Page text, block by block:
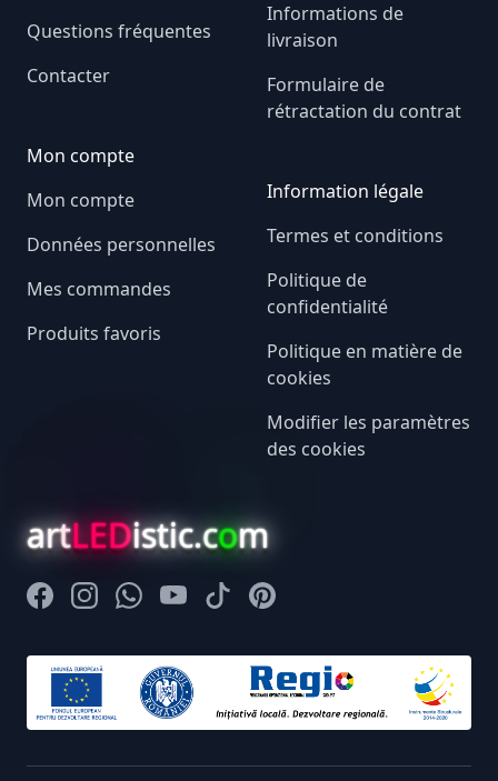
Questions fréquentes
Contacter
Mon compte
Mon compte
Données personnelles
Mes commandes
Produits favoris
Informations de
livraison
Formulaire de
rétractation du contrat
Information légale
Termes et conditions
Politique de
confidentialité
Politique en matière de
cookies
Modifier les paramètres
des cookies
artLEDistic.com
FacebookInstagramWhatsappYoutubeTiktokPinterest